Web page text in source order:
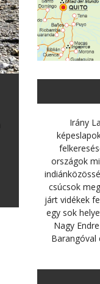
Irány
országok
csúcsok
járt vidékek
egy sok
Nagy
Barangóval